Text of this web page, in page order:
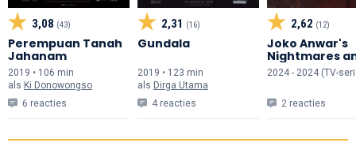
3,08 (43)
Perempuan Tanah
Jahanam
2019 • 106 min
als Ki Donowongso
6 reacties
2,31 (16)
Gundala
2019 • 123 min
als Dirga Utama
4 reacties
2,62 (12)
Joko Anwar's
Nightmares
Daydreams
2024 - 2024 (TV-
2 reacties